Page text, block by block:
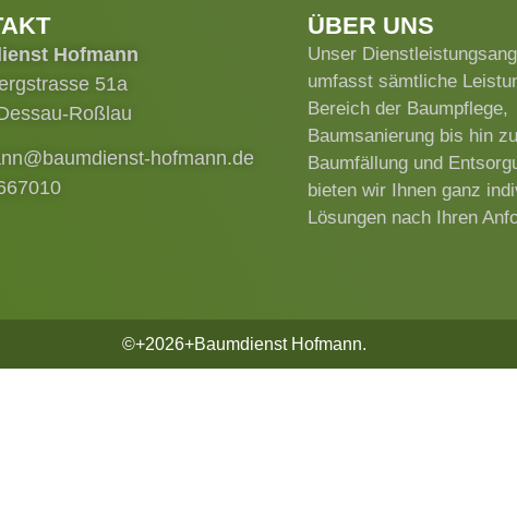
Hofmann
51a
Roßlau
hofmann.de
ÜBER UNS
Unser
umfasst sämtliche
Bereich der Baumpflege,
Baumsanierung bis hin
Baumfällung und
bieten wir Ihnen ganz
Lösungen nach Ihren
©+2026+Baumdienst Hofmann.